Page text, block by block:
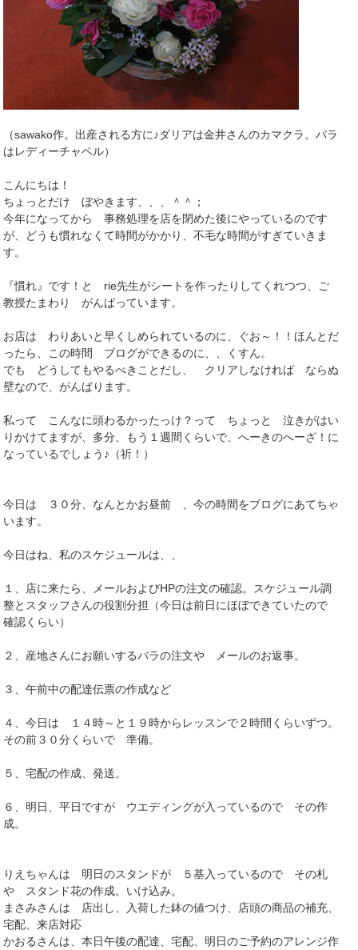
（sawako作。出産される方に♪ダリアは金井さんのカマクラ。バラ
はレディーチャペル）
こんにちは！
ちょっとだけ ぼやきます、、、＾＾；
今年になってから 事務処理を店を閉めた後にやっているのです
が、どうも慣れなくて時間がかかり、不毛な時間がすぎていきま
す。
『慣れ』です！と rie先生がシートを作ったりしてくれつつ、ご
教授たまわり がんばっています。
お店は わりあいと早くしめられているのに、ぐお～！！ほんとだ
ったら、この時間 ブログができるのに、、くすん。
でも どうしてもやるべきことだし、 クリアしなければ ならぬ
壁なので、がんばります。
私って こんなに頭わるかったっけ？って ちょっと 泣きがはい
りかけてますが、多分、もう１週間くらいで、へーきのへーざ！に
なっているでしょう♪（祈！）
今日は ３０分、なんとかお昼前 、今の時間をブログにあてちゃ
います。
今日はね、私のスケジュールは、、
１、店に来たら、メールおよびHPの注文の確認。スケジュール調
整とスタッフさんの役割分担（今日は前日にほぼできていたので
確認くらい）
２、産地さんにお願いするバラの注文や メールのお返事。
３、午前中の配達伝票の作成など
４、今日は １４時～と１９時からレッスンで２時間くらいずつ。
その前３０分くらいで 準備。
５、宅配の作成、発送。
６、明日、平日ですが ウエディングが入っているので その作
成。
りえちゃんは 明日のスタンドが ５基入っているので その札
や スタンド花の作成。いけ込み。
まさみさんは 店出し、入荷した鉢の値つけ、店頭の商品の補充、
宅配、来店対応
かおるさんは、本日午後の配達、宅配、明日のご予約のアレンジ作